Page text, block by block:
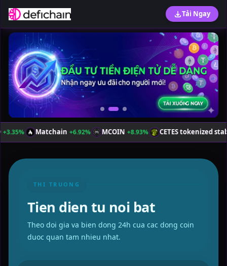
Tải Ngay
+6.92% MCOIN +8.93% CETES tokenized stablebonds
THI TRUONG
Tien dien tu noi bat
Theo doi gia va bien dong 24h cua cac dong coin
duoc quan tam nhieu nhat.